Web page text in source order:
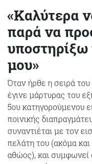
«Καλύτερα
παρά να
μου»
Όταν ήρθε η σειρά
έγινε μάρτυρας του
5ου κατηγορούμενου
ποινικής
συναντιέται με τον
πελάτη του (ακόμα και
αθώος), και συμφωνεί